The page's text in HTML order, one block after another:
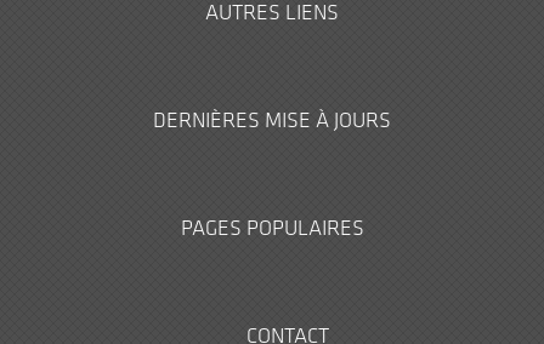
AUTRES LIENS
DERNIÈRES MISE À JOURS
PAGES POPULAIRES
CONTACT